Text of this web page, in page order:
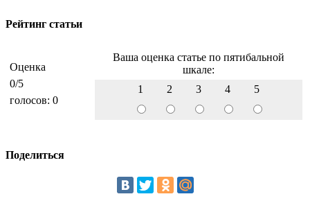
Рейтинг статьи
Оценка
0/5
голосов: 0
Ваша оценка статье по пятибальной
шкале:
1
2 3 4 5
Поделиться